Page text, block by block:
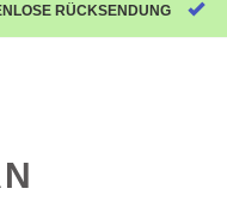
RÜCKSENDUNG